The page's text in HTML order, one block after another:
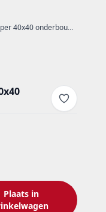
en opbouw 080969
Plaats in